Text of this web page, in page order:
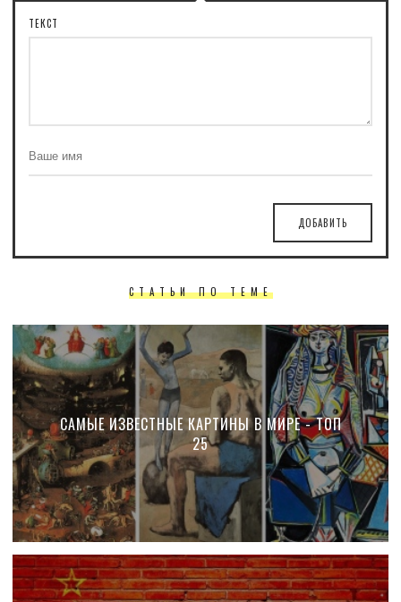
ТЕКСТ
ДОБАВИТЬ
СТАТЬИ ПО ТЕМЕ
САМЫЕ ИЗВЕСТНЫЕ КАРТИНЫ В МИРЕ - ТОП
25